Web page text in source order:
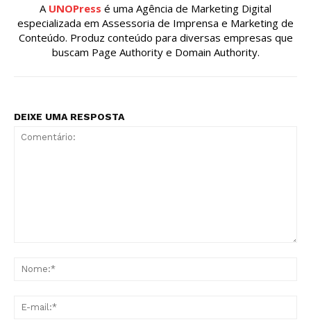
A UNOPress é uma Agência de Marketing Digital
especializada em Assessoria de Imprensa e Marketing de
Conteúdo. Produz conteúdo para diversas empresas que
buscam Page Authority e Domain Authority.
DEIXE UMA RESPOSTA